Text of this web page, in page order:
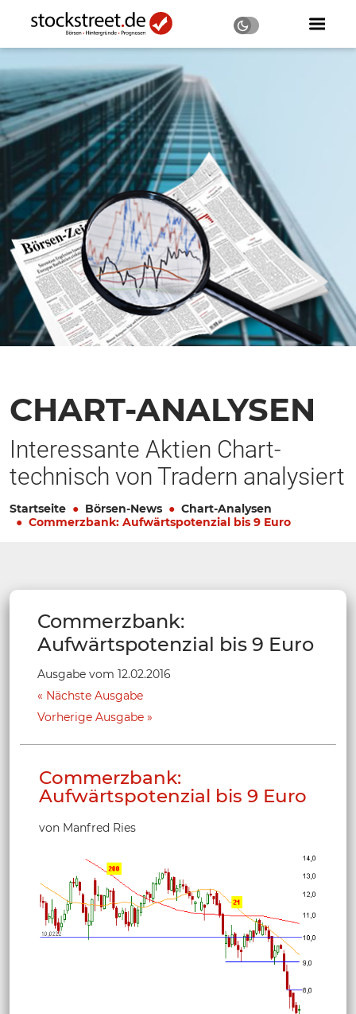
CHART-ANALYSEN
Interessante Aktien Chart-
technisch von Tradern analysiert
Startseite Börsen-News
Chart-Analysen
Commerzbank: Aufwärtspotenzial bis 9 Euro
Commerzbank:
Aufwärtspotenzial bis 9 Euro
Ausgabe vom 12.02.2016
Nächste Ausgabe
Vorherige Ausgabe
Commerzbank:
Aufwärtspotenzial bis 9 Euro
von Manfred Ries